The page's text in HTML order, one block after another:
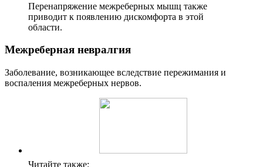
Перенапряжение межреберных мышц также
приводит к появлению дискомфорта в этой
области.
Межреберная невралгия
Заболевание, возникающее вследствие пережимания и
воспаления межреберных нервов.
Читайте также: